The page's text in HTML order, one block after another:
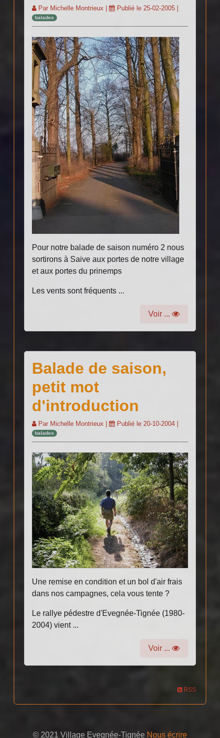
Par Michelle Montrieux | Publié le25-02-2005
balades
Pour notre balade de saison numéro 2 nous
sortirons à Saive aux portes de notre village
et aux portes du prinemps
Les vents sont fréquents ...
Voir ...
Balade de saison,
petit mot
d'introduction
Par Michelle Montrieux | Publié le20-10-2004
balades
Une remise en condition et un bol d'air frais
dans nos campagnes, cela vous tente ?
Le rallye pédestre d'Evegnée-Tignée (1980-
2004) vient ...
Voir ...
RSS
© 2021 Village Evegnée-Tignée Nous écrire